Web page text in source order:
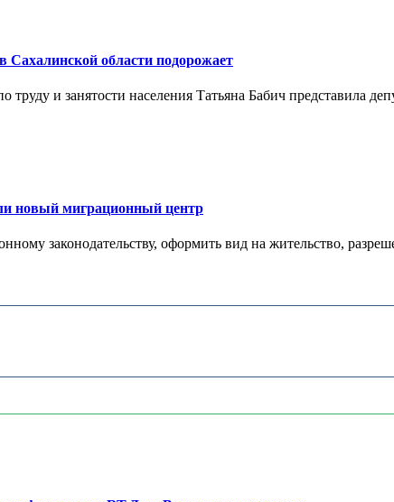
Сахалинской области подорожает
труду и занятости населения Татьяна Бабич представила
новый миграционный центр
законодательству, оформить вид на жительство,